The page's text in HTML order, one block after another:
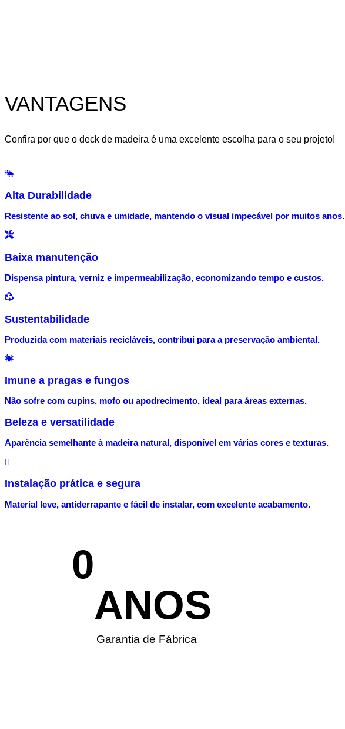
VANTAGENS
Confira por que o deck de madeira é uma excelente escolha para o seu projeto!
Alta Durabilidade
Resistente ao sol, chuva e umidade, mantendo o visual impecável por muitos anos.
Baixa manutenção
Dispensa pintura, verniz e impermeabilização, economizando tempo e custos.
Sustentabilidade
Produzida com materiais recicláveis, contribui para a preservação ambiental.
Imune a pragas e fungos
Não sofre com cupins, mofo ou apodrecimento, ideal para áreas externas.
Beleza e versatilidade
Aparência semelhante à madeira natural, disponível em várias cores e texturas.
Instalação prática e segura
Material leve, antiderrapante e fácil de instalar, com excelente acabamento.
Garantia de Fábrica
0
ANOS